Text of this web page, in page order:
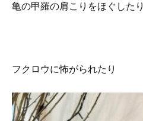
亀の甲羅の肩こりをほぐしたり
フクロウに怖がられたり